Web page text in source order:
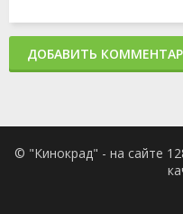
ДОБАВИТЬ
© "Кинокрад" - на сайте